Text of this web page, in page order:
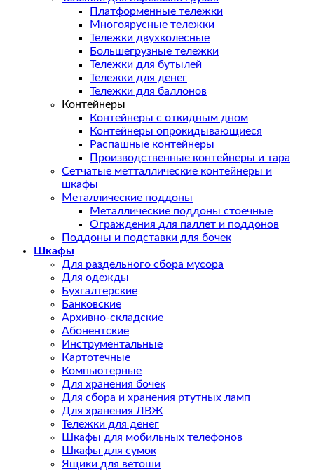
Платформенные тележки
Многоярусные тележки
Тележки двухколесные
Большегрузные тележки
Тележки для бутылей
Тележки для денег
Тележки для баллонов
Контейнеры
Контейнеры с откидным дном
Контейнеры опрокидывающиеся
Распашные контейнеры
Производственные контейнеры и тара
Сетчатые метталлические контейнеры и
шкафы
Металлические поддоны
Металлические поддоны стоечные
Ограждения для паллет и поддонов
Поддоны и подставки для бочек
Шкафы
Для раздельного сбора мусора
Для одежды
Бухгалтерские
Банковские
Архивно-складские
Абонентские
Инструментальные
Картотечные
Компьютерные
Для хранения бочек
Для сбора и хранения ртутных ламп
Для хранения ЛВЖ
Тележки для денег
Шкафы для мобильных телефонов
Шкафы для сумок
Ящики для ветоши